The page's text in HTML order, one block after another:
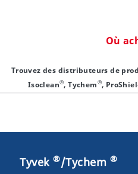
Où
Trouvez des distributeurs de
Isoclean®, Tychem®,
Tyvek ®/Tychem ®